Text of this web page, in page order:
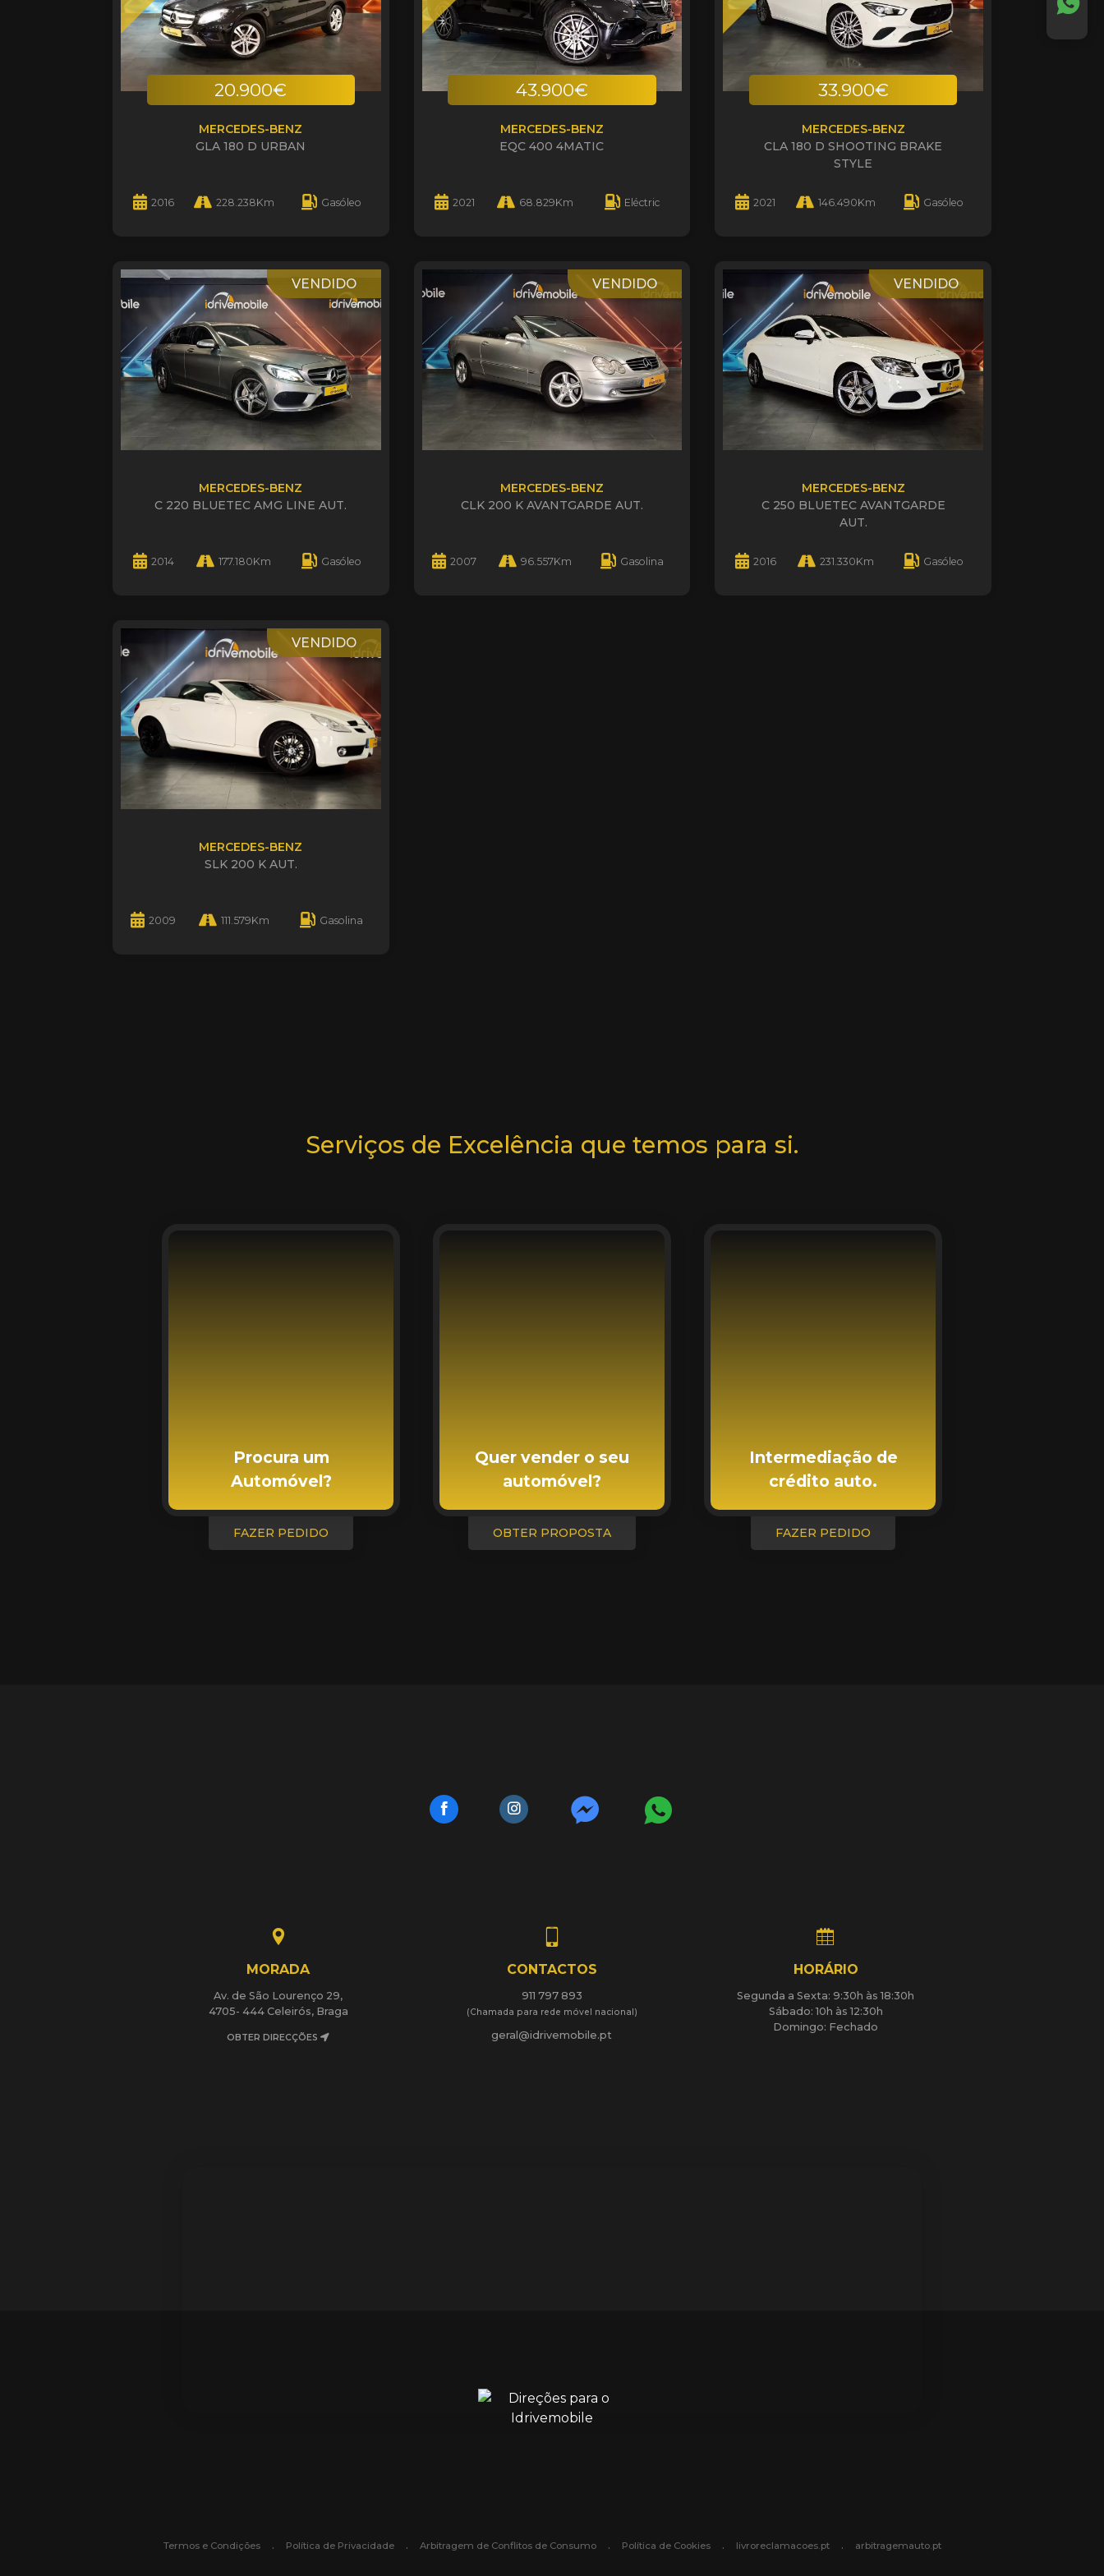
20.900€
MERCEDES-BENZ
GLA 180 D URBAN
2016 228.238Km Gasóleo
43.900€
MERCEDES-BENZ
EQC 400 4MATIC
2021 68.829Km Eléctric
33.900€
MERCEDES-BENZ
CLA 180 D SHOOTING BRAKE
STYLE
2021 146.490Km Gasóleo
VENDIDO
MERCEDES-BENZ
C 220 BLUETEC AMG LINE AUT.
2014 177.180Km Gasóleo
VENDIDO
MERCEDES-BENZ
CLK 200 K AVANTGARDE AUT.
2007 96.557Km Gasolina
VENDIDO
MERCEDES-BENZ
C 250 BLUETEC AVANTGARDE
AUT.
2016 231.330Km Gasóleo
VENDIDO
MERCEDES-BENZ
SLK 200 K AUT.
2009 111.579Km Gasolina
Serviços de Excelência que temos para si.
Procura um
Automóvel?
FAZER PEDIDO
Quer vender o seu
automóvel?
OBTER PROPOSTA
Intermediação de
crédito auto.
FAZER PEDIDO
MORADA
Av. de São Lourenço 29,
4705- 444 Celeirós, Braga
OBTER DIRECÇÕES
CONTACTOS
911 797 893
(Chamada para rede móvel nacional)
geral@idrivemobile.pt
HORÁRIO
Segunda a Sexta: 9:30h às 18:30h
Sábado: 10h às 12:30h
Domingo: Fechado
Termos e Condições . Política de Privacidade . Arbitragem de Conflitos de Consumo . Política de Cookies . livroreclamacoes.pt . arbitragemauto.pt